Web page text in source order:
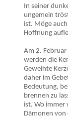
In seiner
ungemein
ist. Möge
Hoffnung
Am 2. Februar
werden die
Geweihte
daher im
Bedeutung,
brennen zu
ist. Wo immer
Dämonen von